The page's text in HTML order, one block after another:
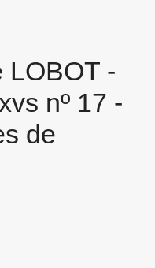
LOBOT -
nº 17 -
de